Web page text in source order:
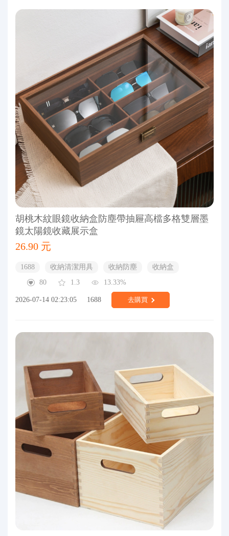
胡桃木紋眼鏡收納盒防塵帶抽屜高檔多格雙層墨
鏡太陽鏡收藏展示盒
26.90 元
1688 收納清潔用具 收納防塵
收納盒
80
1.3 13.33%
2026-07-14 02:23:05 1688 去購買